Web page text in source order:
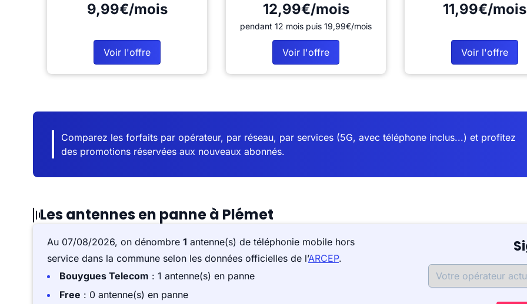
9,99€/mois
Voir l'offre
12,99€/mois
pendant 12 mois puis 19,99€/mois
Voir l'offre
11,99€/mois
Voir l'offre
Comparez les forfaits par opérateur, par réseau, par services (5G, avec téléphone inclus...) et profitez
des promotions réservées aux nouveaux abonnés.
Les antennes en panne à Plémet
Au 07/08/2026, on dénombre 1 antenne(s) de téléphonie mobile hors
service dans la commune selon les données officielles de l’ARCEP.
Bouygues Telecom : 1 antenne(s) en panne
Free : 0 antenne(s) en panne